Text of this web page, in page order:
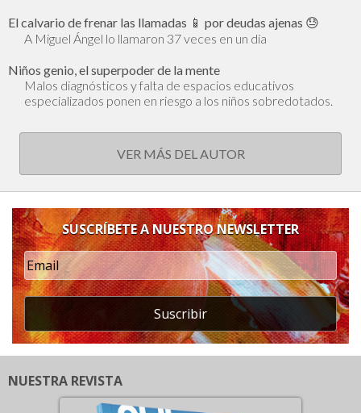
El calvario de frenar las llamadas 📱 por deudas ajenas 😓
A Miguel Ángel lo llamaron 37 veces en un día
Niños genio, el superpoder de la mente
Malos diagnósticos y falta de espacios educativos
especializados ponen en riesgo a los niños sobredotados.
VER MÁS DEL AUTOR
SUSCRÍBETE A NUESTRO NEWSLETTER
Suscribir
NUESTRA REVISTA